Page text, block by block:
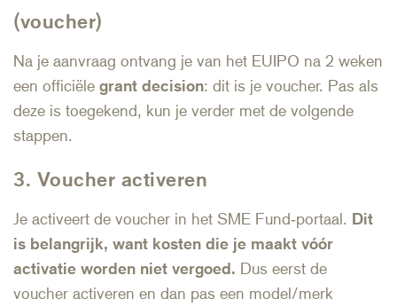
(voucher)
Na je aanvraag ontvang je van het EUIPO na 2 weken
een officiële grant decision: dit is je voucher. Pas als
deze is toegekend, kun je verder met de volgende
stappen.
3. Voucher activeren
Je activeert de voucher in het SME Fund‑portaal. Dit
is belangrijk, want kosten die je maakt vóór
activatie worden niet vergoed. Dus eerst de
voucher activeren en dan pas een model/merk